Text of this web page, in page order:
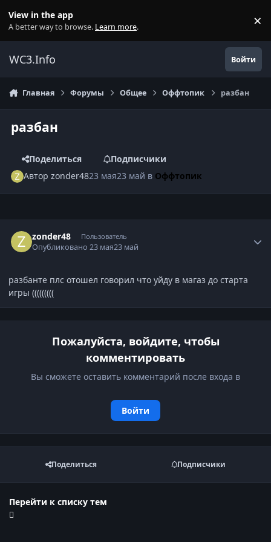
View in the app
A better way to browse. Learn more. ×
WC3.Info Войти
Главная Форумы Общее Оффтопик разбан
разбан
Поделиться
Подписчики
Авторzonder4823 мая23 май в Оффтопик
zonder48 Пользователь
Опубликовано23 мая23 май
разбанте плс отошел говорил что уйду в магаз до старта
игры (((((((((
Пожалуйста, войдите, чтобы
комментировать
Вы сможете оставить комментарий после входа в
Войти
Поделиться Подписчики
Перейти к списку тем